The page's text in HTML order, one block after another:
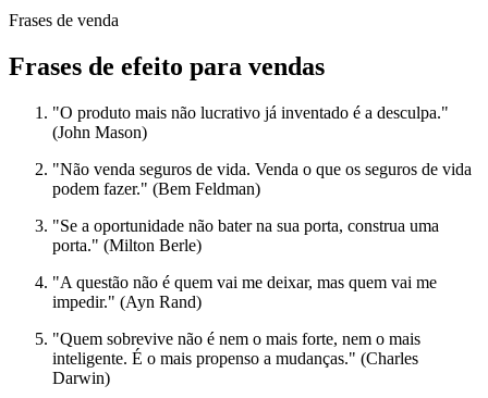
Frases de venda
Frases de efeito para vendas
"O produto mais não lucrativo já inventado é a desculpa."
(John Mason)
"Não venda seguros de vida. Venda o que os seguros de vida
podem fazer." (Bem Feldman)
"Se a oportunidade não bater na sua porta, construa uma
porta." (Milton Berle)
"A questão não é quem vai me deixar, mas quem vai me
impedir." (Ayn Rand)
"Quem sobrevive não é nem o mais forte, nem o mais
inteligente. É o mais propenso a mudanças." (Charles
Darwin)